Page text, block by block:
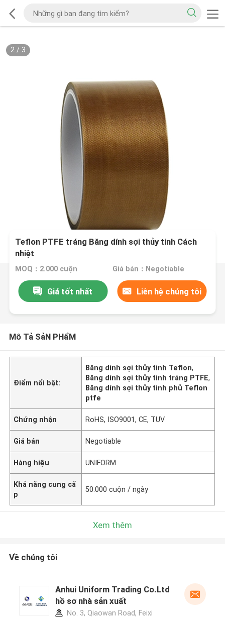
2/ 3
Teflon PTFE tráng Băng dính sợi thủy tinh Cách
nhiệt
MOQ：2.000 cuộn Giá bán：Negotiable
Giá tốt nhất Liên hệ chúng tôi
Mô Tả SảN PHẩM
Điểm nổi bật:
Băng dính sợi thủy tinh Teflon,
Băng dính sợi thủy tinh tráng PTFE,
Băng dính sợi thủy tinh phủ Teflon
ptfe
Chứng nhận RoHS, ISO9001, CE, TUV
Giá bán Negotiable
Hàng hiệu UNIFORM
Khả năng cung cấ
p
50.000 cuộn / ngày
Xem thêm
Về chúng tôi
Anhui Uniform Trading Co.Ltd
hồ sơ nhà sản xuất
No. 3, Qiaowan Road, Feixi